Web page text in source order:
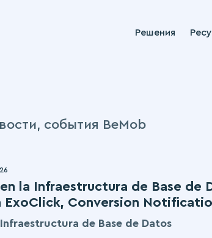
Решения
события BeMob
la Infraestructura de Base de
ExoClick, Conversion
de Base de Datos